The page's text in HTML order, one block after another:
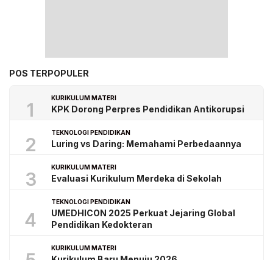
POS TERPOPULER
1
KURIKULUM MATERI
KPK Dorong Perpres Pendidikan Antikorupsi
2
TEKNOLOGI PENDIDIKAN
Luring vs Daring: Memahami Perbedaannya
3
KURIKULUM MATERI
Evaluasi Kurikulum Merdeka di Sekolah
4
TEKNOLOGI PENDIDIKAN
UMEDHICON 2025 Perkuat Jejaring Global
Pendidikan Kedokteran
KURIKULUM MATERI